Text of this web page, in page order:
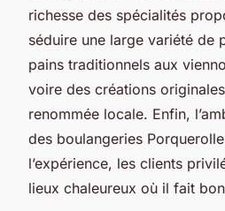
richesse des spécialités
séduire une large variété de
pains traditionnels aux
voire des créations
renommée locale. Enfin,
des boulangeries
l’expérience, les clients
lieux chaleureux où il fait bon